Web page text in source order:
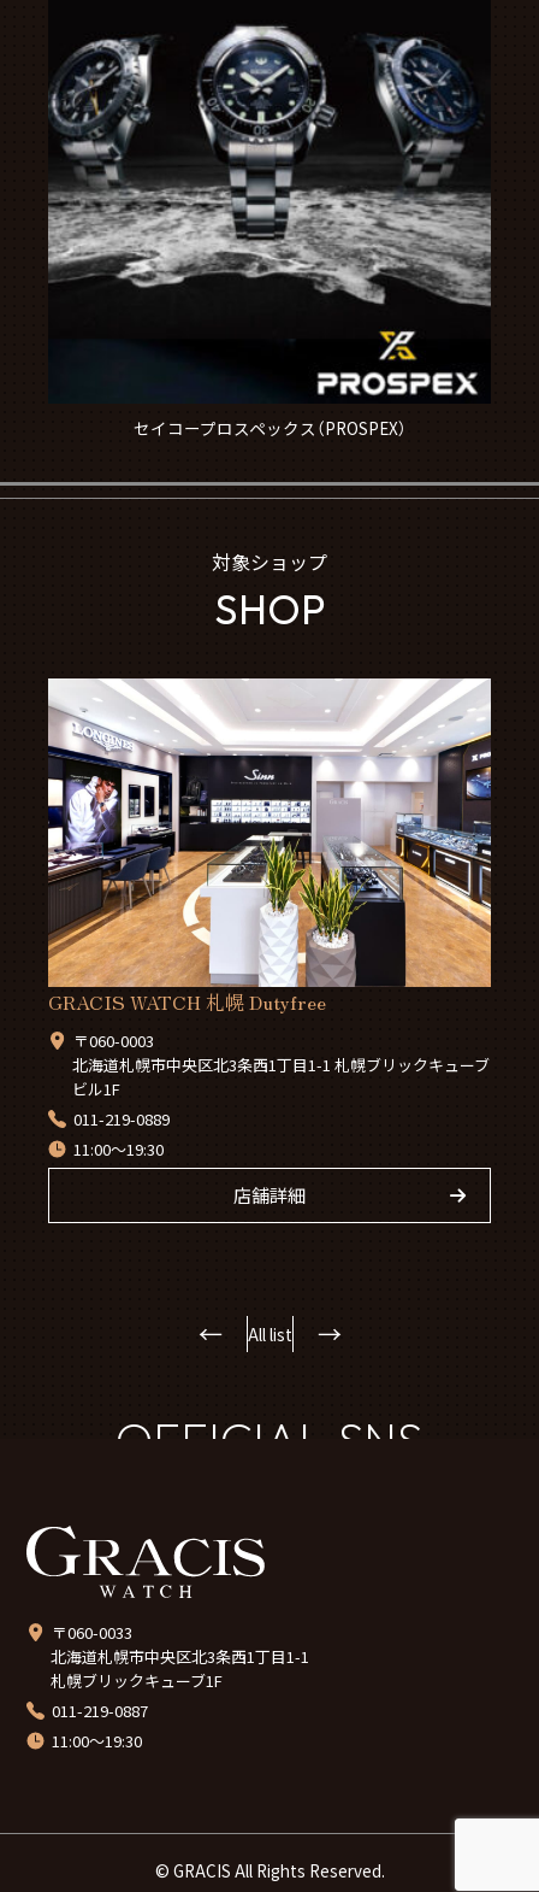
セイコープロスペックス（PROSPEX）
対象ショップ
SHOP
GRACIS WATCH 札幌 Dutyfree
〒060-0003
北海道札幌市中央区北3条西1丁目1-1 札幌ブリックキューブ
ビル1F
011-219-0889
11:00～19:30
店舗詳細
← All list →
OFFICIAL SNS
〒060-0033
北海道札幌市中央区北3条西1丁目1-1
札幌ブリックキューブ1F
011-219-0887
11:00～19:30
© GRACIS All Rights Reserved.